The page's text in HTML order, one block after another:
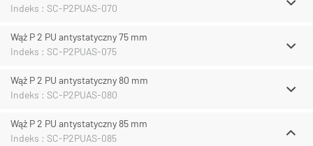
Indeks : SC-P2PUAS-070
Wąż P 2 PU antystatyczny 75 mm
Indeks : SC-P2PUAS-075
Wąż P 2 PU antystatyczny 80 mm
Indeks : SC-P2PUAS-080
Wąż P 2 PU antystatyczny 85 mm
Indeks : SC-P2PUAS-085